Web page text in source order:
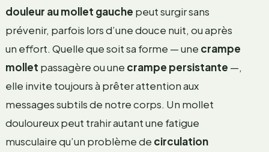
douleur au mollet gauche peut surgir sans
prévenir, parfois lors d’une douce nuit, ou après
un effort. Quelle que soit sa forme — une crampe
mollet passagère ou une crampe persistante —,
elle invite toujours à prêter attention aux
messages subtils de notre corps. Un mollet
douloureux peut trahir autant une fatigue
musculaire qu’un problème de circulation